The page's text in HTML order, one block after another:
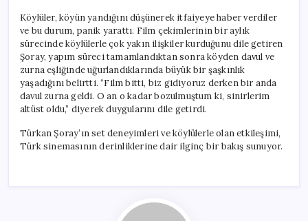
Köylüler, köyün yandığını düşünerek itfaiyeye haber verdiler
ve bu durum, panik yarattı. Film çekimlerinin bir aylık
sürecinde köylülerle çok yakın ilişkiler kurduğunu dile getiren
Şoray, yapım süreci tamamlandıktan sonra köyden davul ve
zurna eşliğinde uğurlandıklarında büyük bir şaşkınlık
yaşadığını belirtti. “Film bitti, biz gidiyoruz derken bir anda
davul zurna geldi. O an o kadar bozulmuştum ki, sinirlerim
altüst oldu,” diyerek duygularını dile getirdi.
Türkan Şoray’ın set deneyimleri ve köylülerle olan etkileşimi,
Türk sinemasının derinliklerine dair ilginç bir bakış sunuyor.